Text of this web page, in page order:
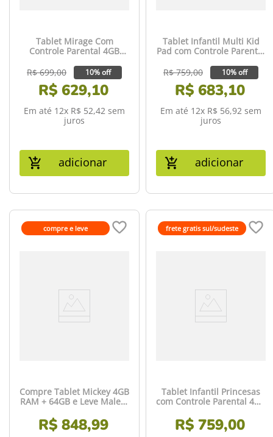
Tablet Mirage Com
Controle Parental 4GB
Wi-fi + Android 13 (Go
Edition) + Processador
Quad - Core Preto - 2022
R$ 699,00 10% off
R$ 629,10
Em até 12x R$ 52,42 sem
juros
adicionar
Tablet Infantil Multi Kid
Pad com Controle Parental
pol + Case + Wi-fi +
Android 13 Quad Core -
NB412
R$ 759,00 10% off
R$ 683,10
Em até 12x R$ 56,92 sem
juros
adicionar
compre e leve
Compre Tablet Mickey 4GB
RAM + 64GB e Leve Maleta
NB4130K
R$ 848,99
frete gratis sul/sudeste
Tablet Infantil Princesas
com Controle Parental 4GB
Case + Wi-fi + Android 13 +
Quad Core Multi - NB418
R$ 759,00